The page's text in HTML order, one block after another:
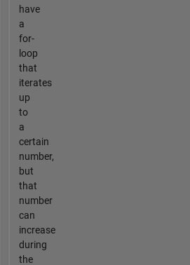
have
a
for-
loop
that
iterates
up
to
a
certain
number,
but
that
number
can
increase
during
the